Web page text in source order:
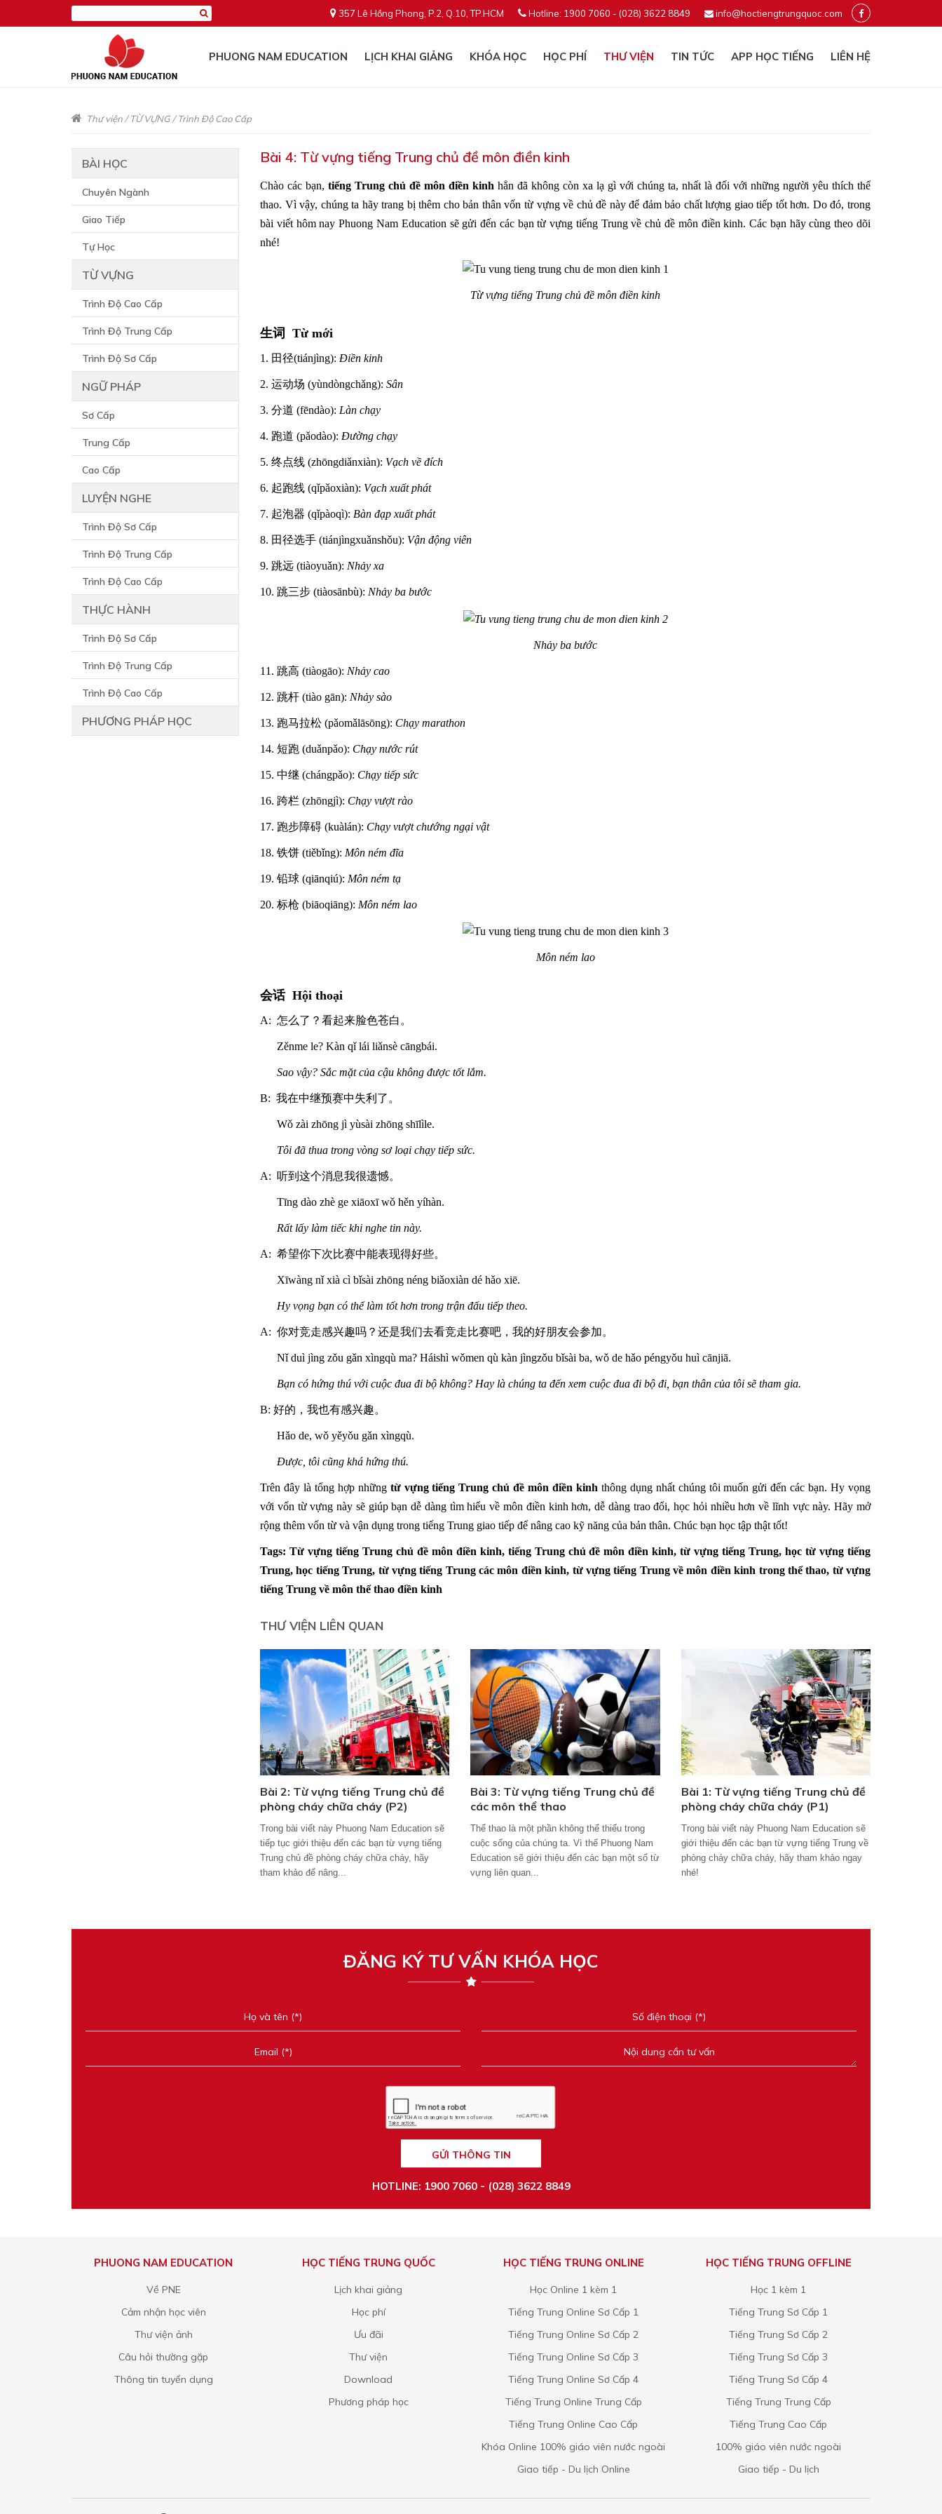
357 Lê Hồng Phong, P.2, Q.10, TP.HCM Hotline: 1900 7060 - (028) 3622 8849 info@hoctiengtrungquoc.com
PHUONG NAM EDUCATION LỊCH KHAI GIẢNG KHÓA HỌC HỌC PHÍ THƯ VIỆN TIN TỨC APP HỌC TIẾNG LIÊN HỆ
Thư viện/TỪ VỰNG/Trình Độ Cao Cấp
BÀI HỌC
Chuyên Ngành
Giao Tiếp
Tự Học
TỪ VỰNG
Trình Độ Cao Cấp
Trình Độ Trung Cấp
Trình Độ Sơ Cấp
NGỮ PHÁP
Sơ Cấp
Trung Cấp
Cao Cấp
LUYỆN NGHE
Trình Độ Sơ Cấp
Trình Độ Trung Cấp
Trình Độ Cao Cấp
THỰC HÀNH
Trình Độ Sơ Cấp
Trình Độ Trung Cấp
Trình Độ Cao Cấp
PHƯƠNG PHÁP HỌC
Bài 4: Từ vựng tiếng Trung chủ đề môn điền kinh
Chào các bạn,tiếng Trung chủ đề môn điền kinh hẳn đã không còn xa lạ gì với chúng ta, nhất là đối với những người yêu thích thể
thao. Vì vậy, chúng ta hãy trang bị thêm cho bản thân vốn từ vựng về chủ đề này để đảm bảo chất lượng giao tiếp tốt hơn. Do đó, trong
bài viết hôm nay Phuong Nam Education sẽ gửi đến các bạn từ vựng tiếng Trung về chủ đề môn điền kinh. Các bạn hãy cùng theo dõi
nhé!
Từ vựng tiếng Trung chủ đề môn điền kinh
生词 Từ mới
1. 田径(tiánjìng):Điền kinh
2. 运动场 (yùndòngchǎng):Sân
3. 分道 (fēndào): Làn chạy
4. 跑道 (pǎodào):Đường chạy
5. 终点线 (zhōngdiǎnxiàn): Vạch về đích
6. 起跑线 (qǐpǎoxiàn): Vạch xuất phát
7. 起泡器 (qǐpàoqì): Bàn đạp xuất phát
8. 田径选手 (tiánjìngxuǎnshǒu): Vận động viên
9. 跳远 (tiàoyuǎn): Nhảy xa
10. 跳三步 (tiàosānbù): Nhảy ba bước
Nhảy ba bước
11. 跳高 (tiàogāo): Nhảy cao
12. 跳杆 (tiào gān): Nhảy sào
13. 跑马拉松 (pǎomǎlāsōng): Chạy marathon
14. 短跑 (duǎnpǎo): Chạy nước rút
15. 中继 (chángpǎo): Chạy tiếp sức
16. 跨栏 (zhōngjì): Chạy vượt rào
17. 跑步障碍 (kuàlán): Chạy vượt chướng ngại vật
18. 铁饼 (tiěbǐng): Môn ném đĩa
19. 铅球 (qiānqiú): Môn ném tạ
20. 标枪 (biāoqiāng): Môn ném lao
Môn ném lao
会话 Hội thoại
A: 怎么了？看起来脸色苍白。
Zěnme le? Kàn qǐ lái liǎnsè cāngbái.
Sao vậy? Sắc mặt của cậu không được tốt lắm.
B: 我在中继预赛中失利了。
Wǒ zài zhōng jì yùsài zhōng shīlìle.
Tôi đã thua trong vòng sơ loại chạy tiếp sức.
A: 听到这个消息我很遗憾。
Tīng dào zhè ge xiāoxī wǒ hěn yíhàn.
Rất lấy làm tiếc khi nghe tin này.
A: 希望你下次比赛中能表现得好些。
Xīwàng nǐ xià cì bǐsài zhōng néng biǎoxiàn dé hǎo xiē.
Hy vọng bạn có thể làm tốt hơn trong trận đấu tiếp theo.
A: 你对竞走感兴趣吗？还是我们去看竞走比赛吧，我的好朋友会参加。
Nǐ duì jìng zǒu gǎn xìngqù ma? Háishì wǒmen qù kàn jìngzǒu bǐsài ba, wǒ de hǎo péngyǒu huì cānjiā.
Bạn có hứng thú với cuộc đua đi bộ không? Hay là chúng ta đến xem cuộc đua đi bộ đi, bạn thân của tôi sẽ tham gia.
B: 好的，我也有感兴趣。
Hǎo de, wǒ yěyǒu gǎn xìngqù.
Được, tôi cũng khá hứng thú.
Trên đây là tổng hợp những từ vựng tiếng Trung chủ đề môn điền kinh thông dụng nhất chúng tôi muốn gửi đến các bạn. Hy vọng
với vốn từ vựng này sẽ giúp bạn dễ dàng tìm hiểu về môn điền kinh hơn, dễ dàng trao đổi, học hỏi nhiều hơn về lĩnh vực này. Hãy mở
rộng thêm vốn từ và vận dụng trong tiếng Trung giao tiếp để nâng cao kỹ năng của bản thân. Chúc bạn học tập thật tốt!
Tags: Từ vựng tiếng Trung chủ đề môn điền kinh, tiếng Trung chủ đề môn điền kinh, từ vựng tiếng Trung, học từ vựng tiếng
Trung, học tiếng Trung, từ vựng tiếng Trung các môn điền kinh, từ vựng tiếng Trung về môn điền kinh trong thể thao, từ vựng
tiếng Trung về môn thể thao điền kinh
THƯ VIỆN LIÊN QUAN
Bài 2: Từ vựng tiếng Trung chủ đề
phòng cháy chữa cháy (P2)
Trong bài viết này Phuong Nam Education sẽ
tiếp tục giới thiệu đến các bạn từ vựng tiếng
Trung chủ đề phòng cháy chữa cháy, hãy
tham khảo để nâng...
Bài 3: Từ vựng tiếng Trung chủ đề
các môn thể thao
Thể thao là một phần không thể thiếu trong
cuộc sống của chúng ta. Vì thế Phuong Nam
Education sẽ giới thiệu đến các bạn một số từ
vựng liên quan...
Bài 1: Từ vựng tiếng Trung chủ đề
phòng cháy chữa cháy (P1)
Trong bài viết này Phuong Nam Education sẽ
giới thiệu đến các bạn từ vựng tiếng Trung về
phòng cháy chữa cháy, hãy tham khảo ngay
nhé!
ĐĂNG KÝ TƯ VẤN KHÓA HỌC
GỬI THÔNG TIN
HOTLINE: 1900 7060 - (028) 3622 8849
PHUONG NAM EDUCATION
Về PNE
Cảm nhận học viên
Thư viện ảnh
Câu hỏi thường gặp
Thông tin tuyển dụng
HỌC TIẾNG TRUNG QUỐC
Lịch khai giảng
Học phí
Ưu đãi
Thư viện
Download
Phương pháp học
HỌC TIẾNG TRUNG ONLINE
Học Online 1 kèm 1
Tiếng Trung Online Sơ Cấp 1
Tiếng Trung Online Sơ Cấp 2
Tiếng Trung Online Sơ Cấp 3
Tiếng Trung Online Sơ Cấp 4
Tiếng Trung Online Trung Cấp
Tiếng Trung Online Cao Cấp
Khóa Online 100% giáo viên nước ngoài
Giao tiếp - Du lịch Online
HỌC TIẾNG TRUNG OFFLINE
Học 1 kèm 1
Tiếng Trung Sơ Cấp 1
Tiếng Trung Sơ Cấp 2
Tiếng Trung Sơ Cấp 3
Tiếng Trung Sơ Cấp 4
Tiếng Trung Trung Cấp
Tiếng Trung Cao Cấp
100% giáo viên nước ngoài
Giao tiếp - Du lịch